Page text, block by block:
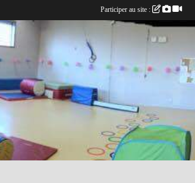
Participer au site :